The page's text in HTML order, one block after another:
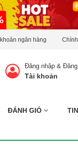
ngân hàng
Đăng nhập &
Tài khoản
ĐÁNH GIÓ